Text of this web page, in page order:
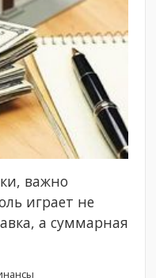
важно
играет не
а суммарная